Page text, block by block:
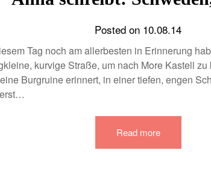
Posted on 10.08.14
Tag noch am allerbesten in Erinnerung
kurvige Straße, um nach More Kastell
Burgruine erinnert, in einer tiefen, engen
Read more